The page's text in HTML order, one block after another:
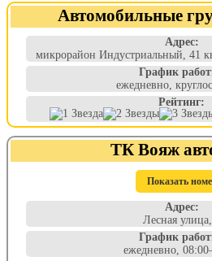
Автомобильные
Адрес:
микрорайон Индустриальный, 41
График
ежедневно,
Рейтинг:
ТК Вояж
Показать
Адрес:
Лесная
График
ежедневно,